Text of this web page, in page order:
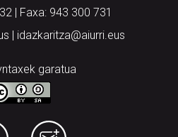
| Faxa: 943 300 731
| idazkaritza@aiurri.eus
garatua